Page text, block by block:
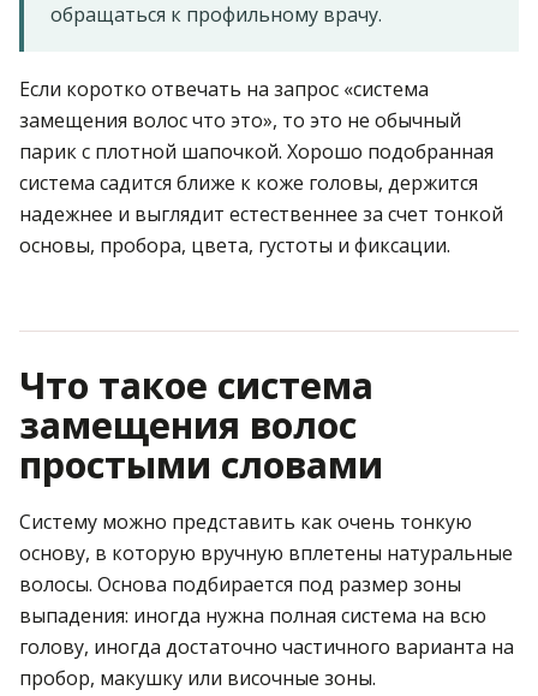
обращаться к профильному врачу.
Если коротко отвечать на запрос «система
замещения волос что это», то это не обычный
парик с плотной шапочкой. Хорошо подобранная
система садится ближе к коже головы, держится
надежнее и выглядит естественнее за счет тонкой
основы, пробора, цвета, густоты и фиксации.
Что такое система
замещения волос
простыми словами
Систему можно представить как очень тонкую
основу, в которую вручную вплетены натуральные
волосы. Основа подбирается под размер зоны
выпадения: иногда нужна полная система на всю
голову, иногда достаточно частичного варианта на
пробор, макушку или височные зоны.